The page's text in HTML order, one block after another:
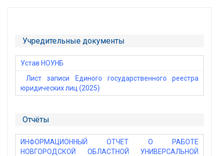
Учредительные документы
Устав НОУНБ
Лист записи Единого государственного реестра
юридических лиц (2025)
Отчёты
ИНФОРМАЦИОННЫЙ ОТЧЕТ О РАБОТЕ
НОВГОРОДСКОЙ ОБЛАСТНОЙ УНИВЕРСАЛЬНОЙ